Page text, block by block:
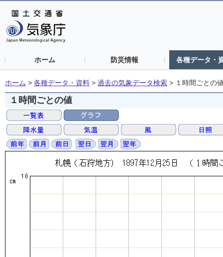
ホーム 防災情報 各種データ・
ホーム > 各種データ・資料 > 過去の気象データ検索 > １時間ごとの
１時間ごとの値